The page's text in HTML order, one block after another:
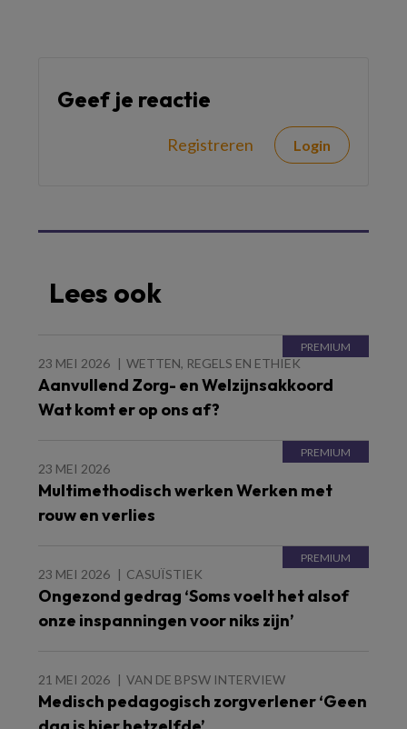
Geef je reactie
Registreren Login
Lees ook
23 MEI 2026 WETTEN, REGELS EN ETHIEK
Aanvullend Zorg- en Welzijnsakkoord
Wat komt er op ons af?
23 MEI 2026
Multimethodisch werken Werken met
rouw en verlies
23 MEI 2026 CASUÏSTIEK
Ongezond gedrag ‘Soms voelt het alsof
onze inspanningen voor niks zijn’
21 MEI 2026 VAN DE BPSW INTERVIEW
Medisch pedagogisch zorgverlener ‘Geen